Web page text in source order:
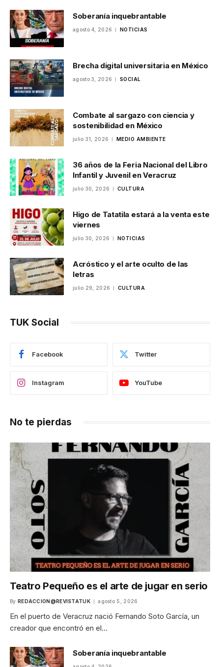
Soberanía inquebrantable
agosto 4, 2026 NOTICIAS
Brecha digital universitaria en México
agosto 3, 2026 SOCIAL
Combate al sargazo con ciencia y
sostenibilidad en México
julio 31, 2026 MEDIO AMBIENTE
36 años de la Feria Nacional del Libro
Infantil y Juvenil en Veracruz
julio 30, 2026 CULTURA
Higo de Tatatila estará a la venta este
viernes
julio 30, 2026 NOTICIAS
Acróstico y el arte oculto de las
letras
julio 29, 2026 CULTURA
TUK Social
Facebook Twitter
Instagram YouTube
No te pierdas
Teatro Pequeño es el arte de jugar en serio
By REDACCION@REVISTATUK agosto 5, 2026
En el puerto de Veracruz nació Fernando Soto García, un
creador que encontró en el…
Soberanía inquebrantable